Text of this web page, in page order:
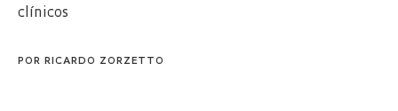
clínicos
POR RICARDO ZORZETTO